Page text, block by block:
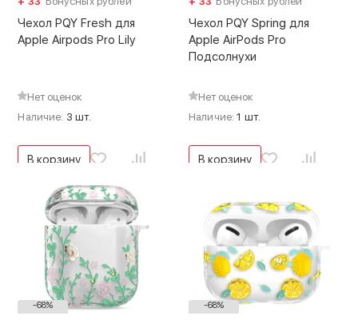
Чехол PQY Fresh для
Apple Airpods Pro Lily
Нет оценок
Наличие: 3 шт.
В корзину
Чехол PQY Spring для
Apple AirPods Pro
Подсолнухи
Нет оценок
Наличие:1 шт.
В корзину
-68% -68%